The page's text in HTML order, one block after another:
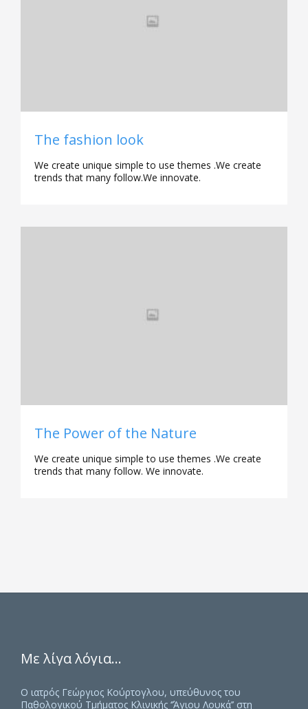
The fashion look
We create unique simple to use themes .We create
trends that many follow.We innovate.
The Power of the Nature
We create unique simple to use themes .We create
trends that many follow. We innovate.
Με λίγα λόγια…
Ο ιατρός Γεώργιος Κούρτογλου, υπεύθυνος του
Παθολογικού Τμήματος Κλινικής ‘’Άγιου Λουκά’’ στη